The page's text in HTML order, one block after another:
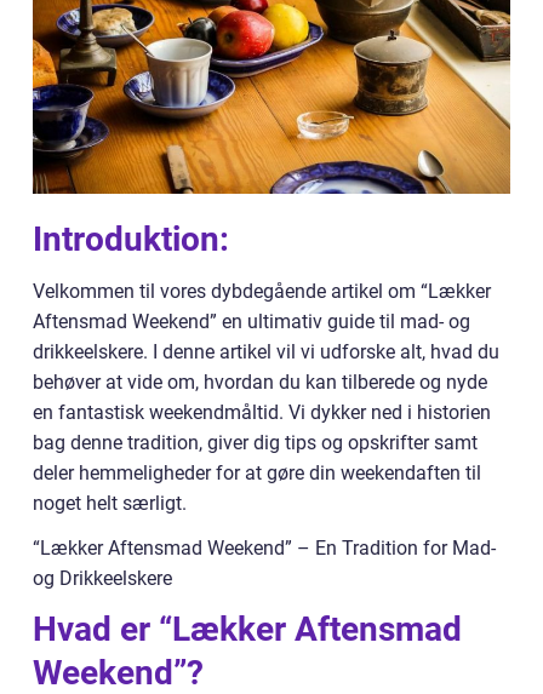
Introduktion:
Velkommen til vores dybdegående artikel om “Lækker
Aftensmad Weekend” en ultimativ guide til mad- og
drikkeelskere. I denne artikel vil vi udforske alt, hvad du
behøver at vide om, hvordan du kan tilberede og nyde
en fantastisk weekendmåltid. Vi dykker ned i historien
bag denne tradition, giver dig tips og opskrifter samt
deler hemmeligheder for at gøre din weekendaften til
noget helt særligt.
“Lækker Aftensmad Weekend” – En Tradition for Mad-
og Drikkeelskere
Hvad er “Lækker Aftensmad
Weekend”?